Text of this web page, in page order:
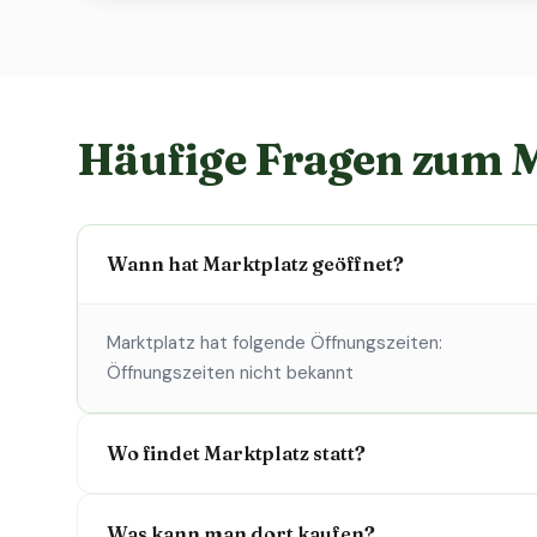
Häufige Fragen zum
Wann hat Marktplatz geöffnet?
Marktplatz hat folgende Öffnungszeiten:
Öffnungszeiten nicht bekannt
Wo findet Marktplatz statt?